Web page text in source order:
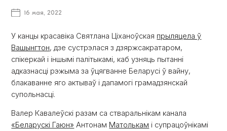
16 мая, 2022
У канцы красавіка Святлана Ціханоўская прыляцела ў
Вашынгтон, дзе сустрэлася з дзяржсакратаром,
спікеркай і іншымі палітыкамі, каб узняць пытанні
адказнасці рэжыма за ўцягванне Беларусі ў вайну,
блакаванне яго актываў і дапамогі грамадзянскай
супольнасці.
Валер Кавалеўскі разам са стваральнікам канала
«Беларускі Гаюн» Антонам Матолькам і супрацоўнікамі